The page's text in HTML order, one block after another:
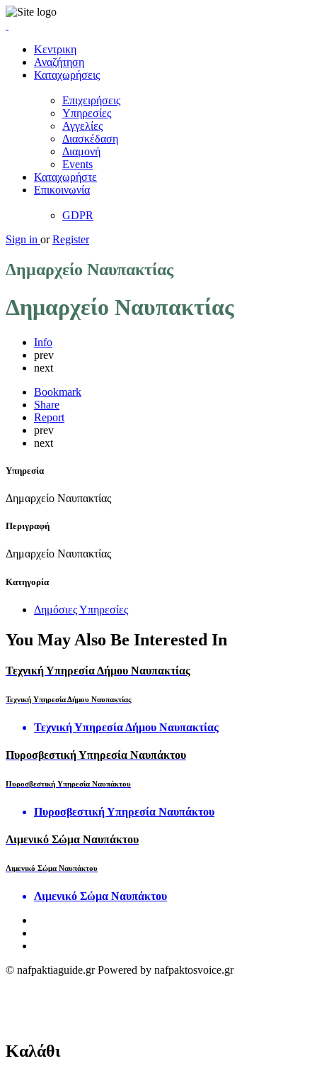
Κεντρικη
Αναζήτηση
Καταχωρήσεις
Επιχειρήσεις
Υπηρεσίες
Αγγελίες
Διασκέδαση
Διαμονή
Events
Καταχωρήστε
Επικοινωνία
GDPR
Sign in or Register
Δημαρχείο Ναυπακτίας
Δημαρχείο Ναυπακτίας
Info
prev
next
Bookmark
Share
Report
prev
next
Υπηρεσία
Δημαρχείο Ναυπακτίας
Περιγραφή
Δημαρχείο Ναυπακτίας
Κατηγορία
Δημόσιες Υπηρεσίες
You May Also Be Interested In
Τεχνική Υπηρεσία Δήμου Ναυπακτίας
Τεχνική Υπηρεσία Δήμου Ναυπακτίας
Τεχνική Υπηρεσία Δήμου Ναυπακτίας
Πυροσβεστική Υπηρεσία Ναυπάκτου
Πυροσβεστική Υπηρεσία Ναυπάκτου
Πυροσβεστική Υπηρεσία Ναυπάκτου
Λιμενικό Σώμα Ναυπάκτου
Λιμενικό Σώμα Ναυπάκτου
Λιμενικό Σώμα Ναυπάκτου
© nafpaktiaguide.gr Powered by nafpaktosvoice.gr
Καλάθι